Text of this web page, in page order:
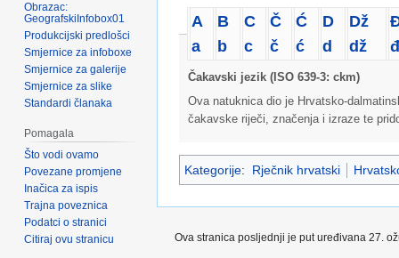
A
a
B
b
C
c
Č
č
Ć
ć
D
d
Dž
dž
đ
Čakavski jezik (ISO 639-3: ckm)
Ova natuknica dio je Hrvatsko-
čakavske riječi, značenja i izraze te
Kategorije: Rječnik hrvatski
Obrazac:
GeografskiInfobox01
Produkcijski predlošci
Smjernice za infoboxe
Smjernice za galerije
Smjernice za slike
Standardi članaka
Pomagala
Što vodi ovamo
Povezane promjene
Inačica za ispis
Trajna poveznica
Podatci o stranici
Citiraj ovu stranicu
Ova stranica posljednji je put uređivana 27.